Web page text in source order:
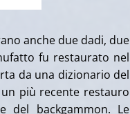
anche due dadi, due
fu restaurato nel
da una dizionario del
più recente restauro
del backgammon. Le